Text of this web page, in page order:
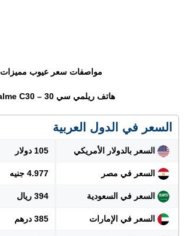
مواصفات سعر عيوب مميزات
هاتف ريلمي سي 30 – Realme C30
السعر في الدول العربية
السعر بالدولار الأمريكي 105 دولار
السعر في مصر 4.977 جنيه
السعر في السعودية 394 ريال
السعر في الإمارات 385 درهم